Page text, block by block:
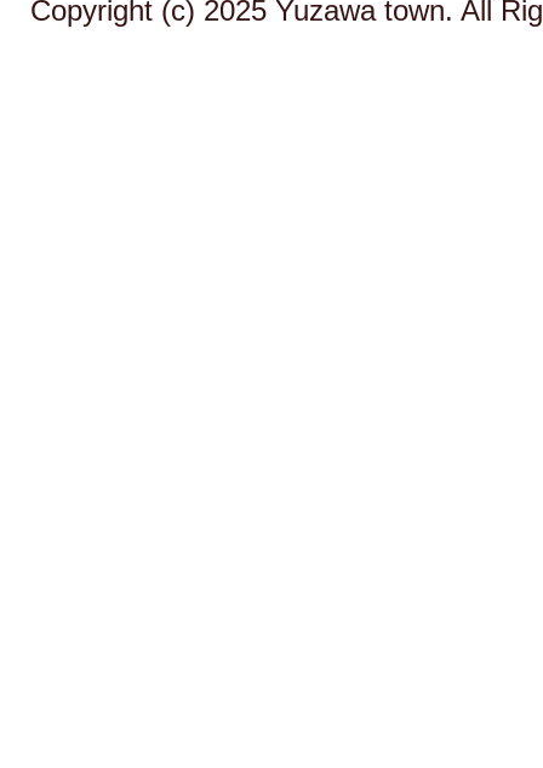
Copyright (c) 2025 Yuzawa town. All